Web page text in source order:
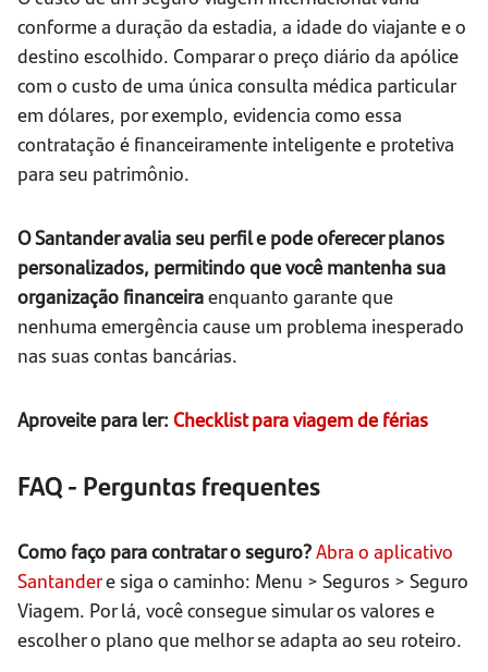
conforme a duração da estadia, a idade do viajante e o
destino escolhido. Comparar o preço diário da apólice
com o custo de uma única consulta médica particular
em dólares, por exemplo, evidencia como essa
contratação é financeiramente inteligente e protetiva
para seu patrimônio.
O Santander avalia seu perfil e pode oferecer planos
personalizados, permitindo que você mantenha sua
organização financeiraenquanto garante que
nenhuma emergência cause um problema inesperado
nas suas contas bancárias.
Aproveite para ler: Checklist para viagem de férias
FAQ - Perguntas frequentes
Como faço para contratar o seguro?Abra o aplicativo
Santandere siga o caminho: Menu > Seguros > Seguro
Viagem. Por lá, você consegue simular os valores e
escolher o plano que melhor se adapta ao seu roteiro.